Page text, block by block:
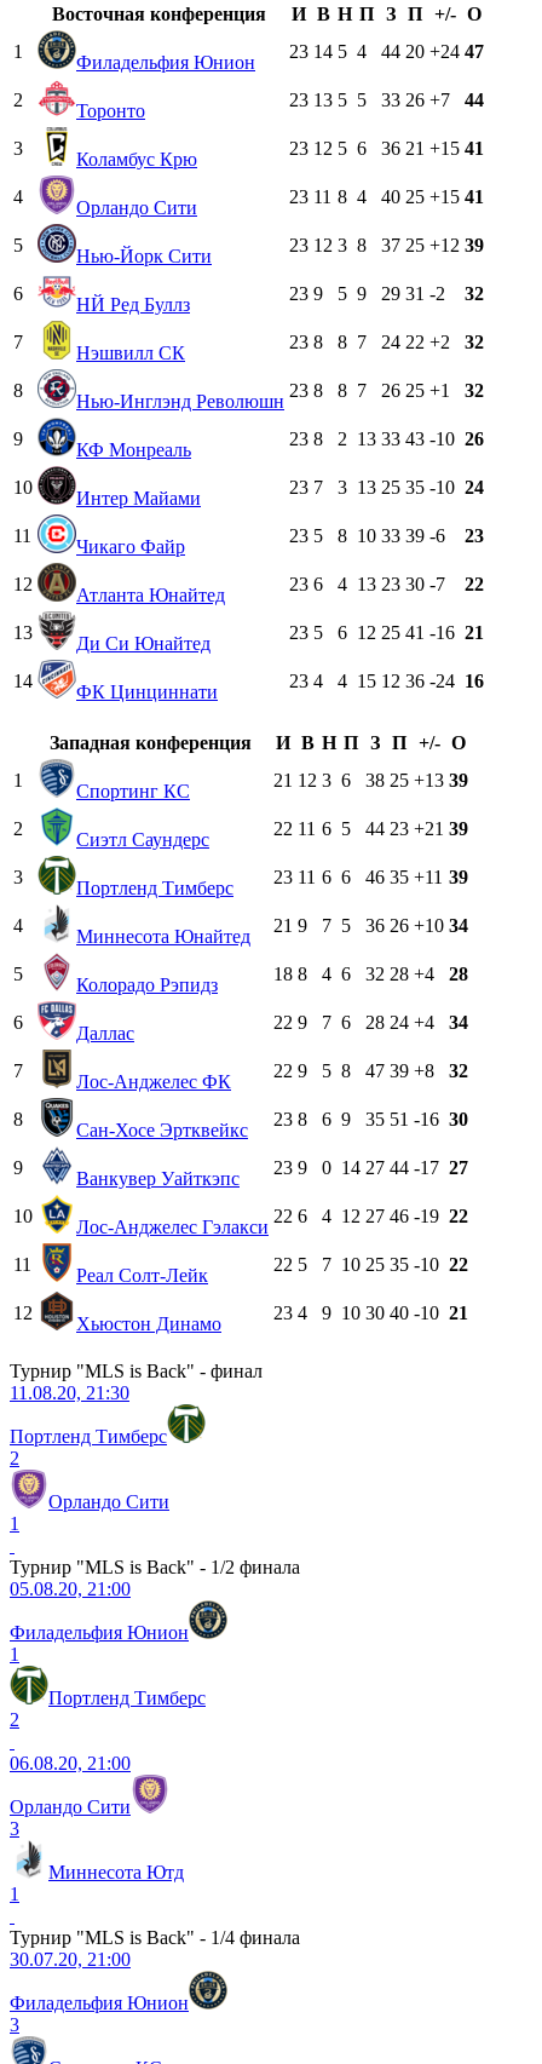
Восточная конференция
И В Н П З П +/- О
1
Филадельфия Юнион
23 14 5 4 44 20 +24 47
2
Торонто
23 13 5 5 33 26 +7 44
3
Коламбус Крю
23 12 5 6 36 21 +15 41
4
Орландо Сити
23 11 8 4 40 25 +15 41
5
Нью-Йорк Сити
23 12 3 8 37 25 +12 39
6
НЙ Ред Буллз
23 9 5 9 29 31 -2 32
7
Нэшвилл СК
23 8 8 7 24 22 +2 32
8
Нью-Инглэнд Революшн
23 8 8 7 26 25 +1 32
9
КФ Монреаль
23 8 2 13 33 43 -10 26
10
Интер Майами
23 7 3 13 25 35 -10 24
11
Чикаго Файр
23 5 8 10 33 39 -6 23
12
Атланта Юнайтед
23 6 4 13 23 30 -7 22
13
Ди Си Юнайтед
23 5 6 12 25 41 -16 21
14
ФК Цинциннати
23 4 4 15 12 36 -24 16
Западная конференция И В Н П З П +/- О
1
Спортинг КС
21 12 3 6 38 25 +13 39
2
Сиэтл Саундерс
22 11 6 5 44 23 +21 39
3
Портленд Тимберс
23 11 6 6 46 35 +11 39
4
Миннесота Юнайтед
21 9 7 5 36 26 +10 34
5
Колорадо Рэпидз
18 8 4 6 32 28 +4 28
6
Даллас
22 9 7 6 28 24 +4 34
7
Лос-Анджелес ФК
22 9 5 8 47 39 +8 32
8
Сан-Хосе Эртквейкс
23 8 6 9 35 51 -16 30
9
Ванкувер Уайткэпс
23 9 0 14 27 44 -17 27
10
Лос-Анджелес Гэлакси
22 6 4 12 27 46 -19 22
11
Реал Солт-Лейк
22 5 7 10 25 35 -10 22
12
Хьюстон Динамо
23 4 9 10 30 40 -10 21
Турнир "MLS is Back" - финал
11.08.20, 21:30
Портленд Тимберс
2
Орландо Сити
1
Турнир "MLS is Back" - 1/2 финала
05.08.20, 21:00
Филадельфия Юнион
1
Портленд Тимберс
2
06.08.20, 21:00
Орландо Сити
3
Миннесота Ютд
1
Турнир "MLS is Back" - 1/4 финала
30.07.20, 21:00
Филадельфия Юнион
3